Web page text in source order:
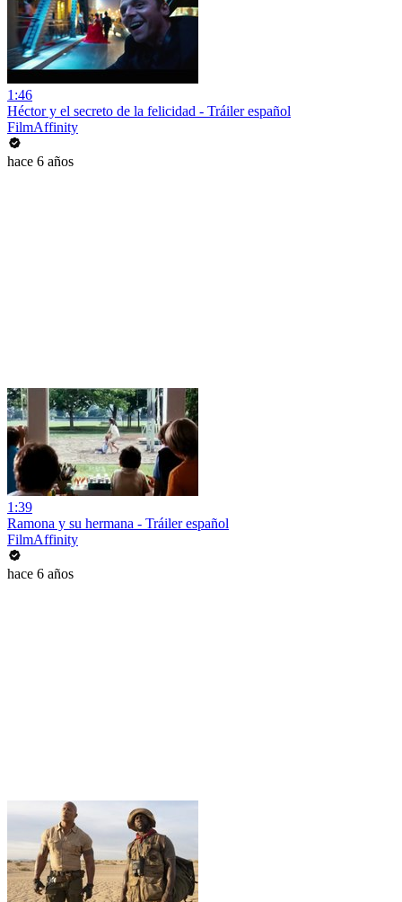
1:46
Héctor y el secreto de la felicidad - Tráiler español
FilmAffinity
hace 6 años
1:39
Ramona y su hermana - Tráiler español
FilmAffinity
hace 6 años